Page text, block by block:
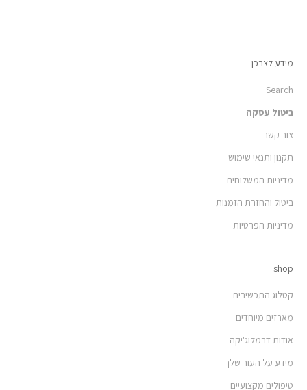
מידע לצרכן
Search
ביטול עסקה
צור קשר
תקנון ותנאי שימוש
מדיניות המשלוחים
ביטול והחזרת הזמנות
מדיניות הפרטיות
shop
קטלוג התכשירים
מארזים מיוחדים
אודות דרמלוג'יקה
מידע על העור שלך
טיפולים מקצועיים